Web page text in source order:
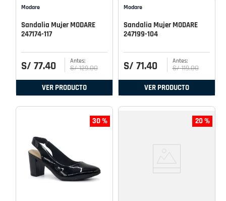
Modare
Sandalia Mujer MODARE
247174-117
S/ 77.40 S/ 129.00
VER PRODUCTO
Modare
Sandalia Mujer MODARE
247199-104
S/ 71.40 S/ 119.00
VER PRODUCTO
30 % 20 %